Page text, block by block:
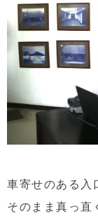
車寄せのある入
そのまま真っ直